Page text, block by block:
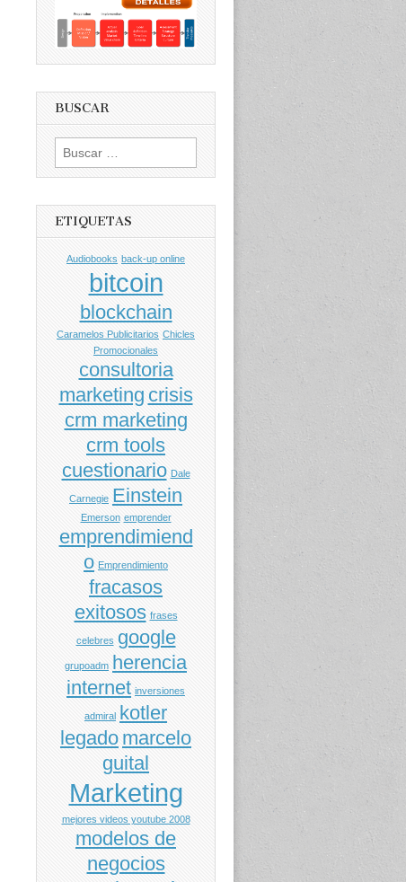
BUSCAR
Buscar
por:
ETIQUETAS
Audiobooks back-up online
bitcoin
blockchain
Caramelos Publicitarios Chicles
Promocionales
consultoria
marketing crisis
crm marketing
crm tools
cuestionario Dale
Carnegie Einstein
Emerson emprender
emprendimiend
o Emprendimiento
fracasos
exitosos frases
celebres google
grupoadm herencia
internet inversiones
admiral kotler
legado marcelo
guital
Marketing
mejores videos youtube 2008
modelos de
negocios